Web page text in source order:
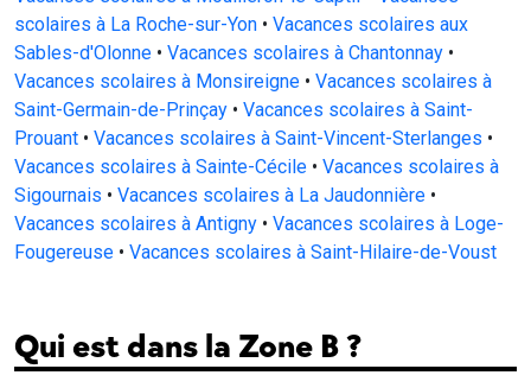
scolaires à La Roche-sur-Yon • Vacances scolaires aux
Sables-d'Olonne • Vacances scolaires à Chantonnay •
Vacances scolaires à Monsireigne • Vacances scolaires à
Saint-Germain-de-Prinçay • Vacances scolaires à Saint-
Prouant • Vacances scolaires à Saint-Vincent-Sterlanges •
Vacances scolaires à Sainte-Cécile • Vacances scolaires à
Sigournais • Vacances scolaires à La Jaudonnière •
Vacances scolaires à Antigny • Vacances scolaires à Loge-
Fougereuse • Vacances scolaires à Saint-Hilaire-de-Voust
Qui est dans la Zone B ?